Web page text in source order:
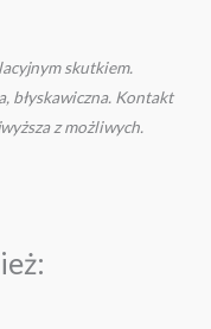
skutkiem.
błyskawiczna. Kontakt
z możliwych.